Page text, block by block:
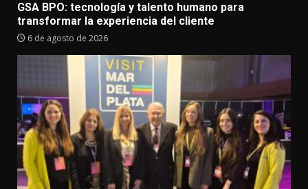
GSA BPO: tecnología y talento humano para
transformar la experiencia del cliente
6 de agosto de 2026